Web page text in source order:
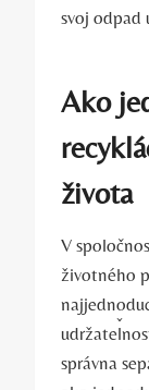
svoj odpad
Ako
života
V
životného
správna